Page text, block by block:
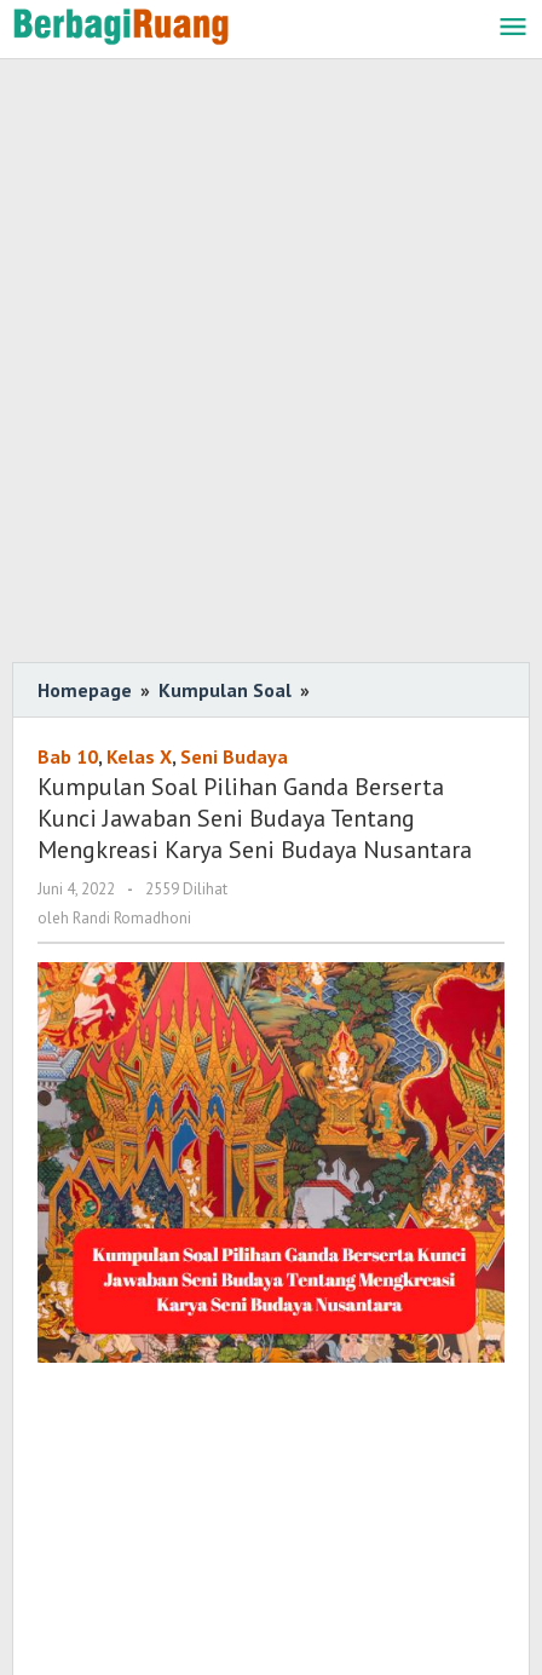
Lewati
ke
Homepage » Kumpulan Soal »
Soal
Ganda
Berserta
Kunci
Jawaban
Tentang
Mengkreasi
Karya
Seni
Budaya
Nusantara
Bab 10, Kelas X, Seni Budaya
Kumpulan Soal Pilihan Ganda Berserta
Kunci Jawaban Seni Budaya Tentang
Mengkreasi Karya Seni Budaya Nusantara
Juni 4, 2022
oleh
Randi
-
2559 Dilihat
oleh Randi Romadhoni